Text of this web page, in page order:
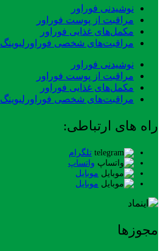
نوشیدنی فوراور
مراقبت از پوست فوراور
مکمل‌های غذایی فوراور
مراقبت‌های شخصی فوراورلیوینگ
نوشیدنی فوراور
مراقبت از پوست فوراور
مکمل‌های غذایی فوراور
مراقبت‌های شخصی فوراورلیوینگ
راه های ارتباطی:
تلگرام
واتساپ
موبایل
موبایل
مجوزها